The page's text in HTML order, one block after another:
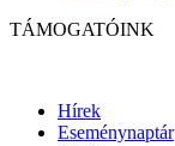
TÁMOGATÓINK
Hírek
Eseménynaptár